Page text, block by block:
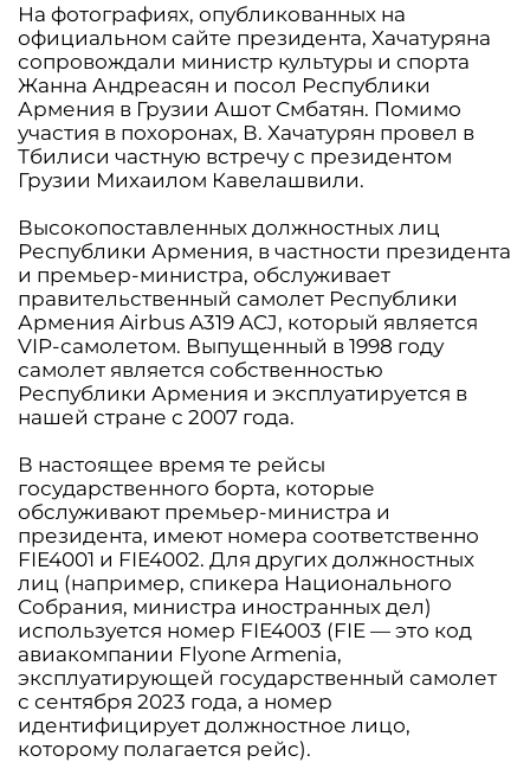
На фотографиях, опубликованных на
официальном сайте президента, Хачатуряна
сопровождали министр культуры и спорта
Жанна Андреасян и посол Республики
Армения в Грузии Ашот Смбатян. Помимо
участия в похоронах, В. Хачатурян провел в
Тбилиси частную встречу с президентом
Грузии Михаилом Кавелашвили.
Высокопоставленных должностных лиц
Республики Армения, в частности президента
и премьер-министра, обслуживает
правительственный самолет Республики
Армения Airbus A319 ACJ, который является
VIP-самолетом. Выпущенный в 1998 году
самолет является собственностью
Республики Армения и эксплуатируется в
нашей стране с 2007 года.
В настоящее время те рейсы
государственного борта, которые
обслуживают премьер-министра и
президента, имеют номера соответственно
FIE4001 и FIE4002. Для других должностных
лиц (например, спикера Национального
Собрания, министра иностранных дел)
используется номер FIE4003 (FIE — это код
авиакомпании Flyone Armenia,
эксплуатирующей государственный самолет
с сентября 2023 года, а номер
идентифицирует должностное лицо,
которому полагается рейс).